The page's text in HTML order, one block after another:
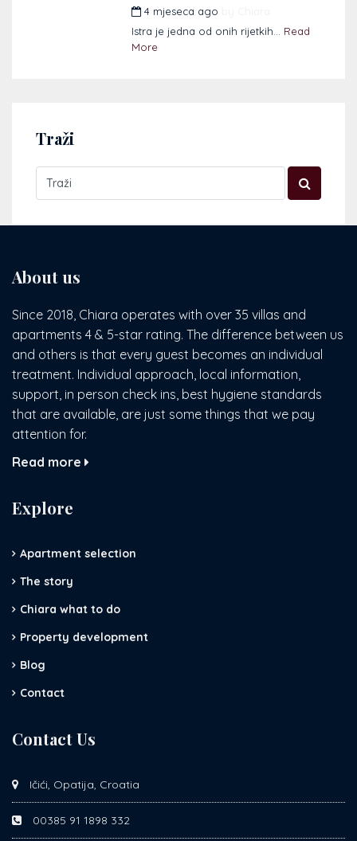
4 mjeseca ago
Istra je jedna od onih rijetkih... Read
More
Traži
About us
Since 2018, Chiara operates with over 35 villas and
apartments 4 & 5-star rating. The difference between us
and others is that every guest becomes an individual
treatment. Individual approach, local information,
support, in person check ins, best hygiene standards
that are available, are just some things that we pay
attention for.
Read more
Explore
Apartment selection
The story
Chiara what to do
Property development
Blog
Contact
Contact Us
Ičići, Opatija, Croatia
00385 91 1898 332